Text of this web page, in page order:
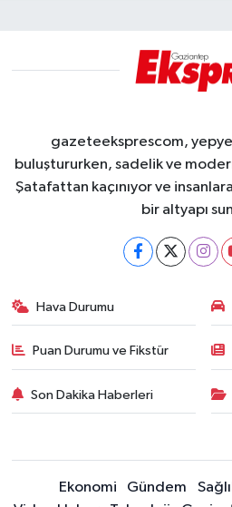
gazeteeksprescom,
buluştururken, sadelik ve
Şatafattan kaçınıyor ve
bir altyapı
Hava Durumu
Puan Durumu ve Fikstür
Son Dakika Haberleri
Ekonomi Gündem